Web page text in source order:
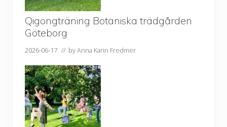
Qigongträning Botaniska trädgården
Göteborg
2026-06-17 // byAnna Karin Fredmer